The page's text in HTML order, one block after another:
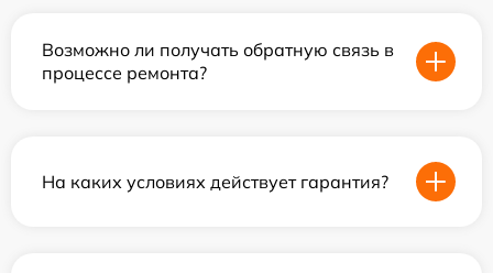
Возможно ли получать обратную связь в
процессе ремонта?
На каких условиях действует гарантия?